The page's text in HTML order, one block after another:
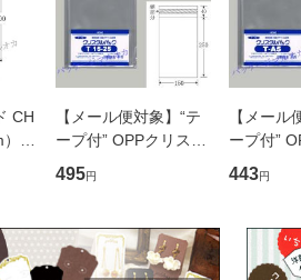
CH
） 1
【メール便対象】“テ
ープ付” OPPクリスタ
ルパック T15-25 OPP
袋 100枚 （1個口：
495円
【メール
ープ付”
ルパック
25) OPP
443円